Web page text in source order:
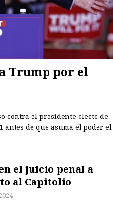
Trump por el
contra el presidente electo de
antes de que asuma el poder el
el juicio penal a
al Capitolio